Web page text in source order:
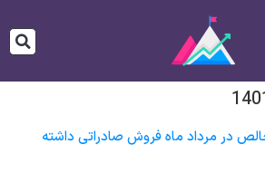
در مرداد ماه فروش صادراتی داشته